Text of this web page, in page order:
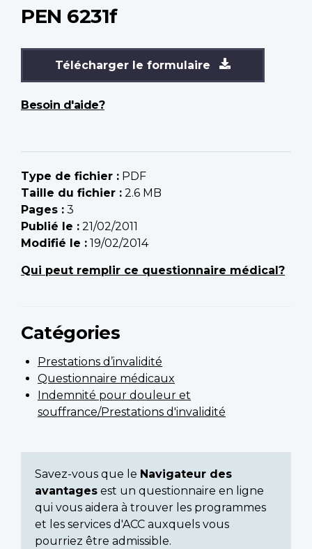
PEN 6231f
Télécharger le formulaire
Besoin d'aide?
Type de fichier : PDF
Taille du fichier : 2.6 MB
Pages : 3
Publié le : 21/02/2011
Modifié le : 19/02/2014
Qui peut remplir ce questionnaire médical?
Catégories
Prestations d’invalidité
Questionnaire médicaux
Indemnité pour douleur et
souffrance/Prestations d'invalidité
Savez-vous que le Navigateur des
avantages est un questionnaire en ligne
qui vous aidera à trouver les programmes
et les services d'ACC auxquels vous
pourriez être admissible.